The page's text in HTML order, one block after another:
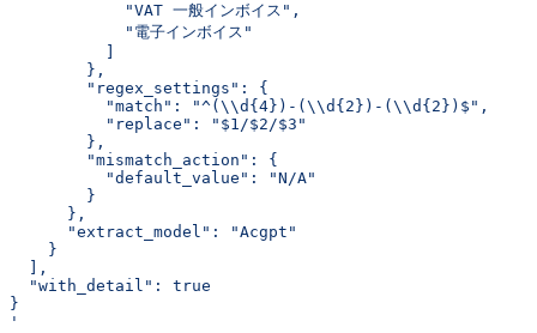
            "VAT 一般インボイス",
            "電子インボイス"
        },
        "regex_settings": {
          "match": "^(\\d{4})-(\\d{2})-(\\d{2})$",
          "replace": "$1/$2/$3"
        },
        "mismatch_action": {
          "default_value": "N/A"
        }
      },
      "extract_model": "Acgpt"
    }
  ],
  "with_detail": true
}
'